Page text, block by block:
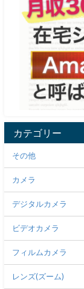
カテゴリー
その他
カメラ
デジタルカメラ
ビデオカメラ
フィルムカメラ
レンズ(ズーム)